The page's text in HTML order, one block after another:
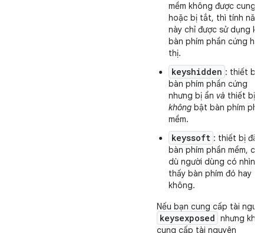
mềm không được cung
hoặc bị tắt, thì tính
này chỉ được sử dụng khi
bàn phím phần cứng
thị.
keyshidden : thiết bị
bàn phím phần cứng
nhưng bị ẩn và thiết bị
không bật bàn phím
mềm.
keyssoft : thiết bị đã
bàn phím phần mềm,
dù người dùng có nhìn
thấy bàn phím đó hay
không.
Nếu bạn cung cấp tài
keysexposed nhưng
cung cấp tài nguyên